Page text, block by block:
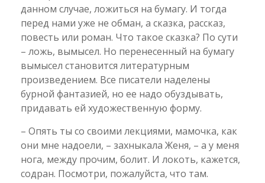
данном случае, ложиться на бумагу. И тогда
перед нами уже не обман, а сказка, рассказ,
повесть или роман. Что такое сказка? По сути
– ложь, вымысел. Но перенесенный на бумагу
вымысел становится литературным
произведением. Все писатели наделены
бурной фантазией, но ее надо обуздывать,
придавать ей художественную форму.
– Опять ты со своими лекциями, мамочка, как
они мне надоели, – захныкала Женя, – а у меня
нога, между прочим, болит. И локоть, кажется,
содран. Посмотри, пожалуйста, что там.